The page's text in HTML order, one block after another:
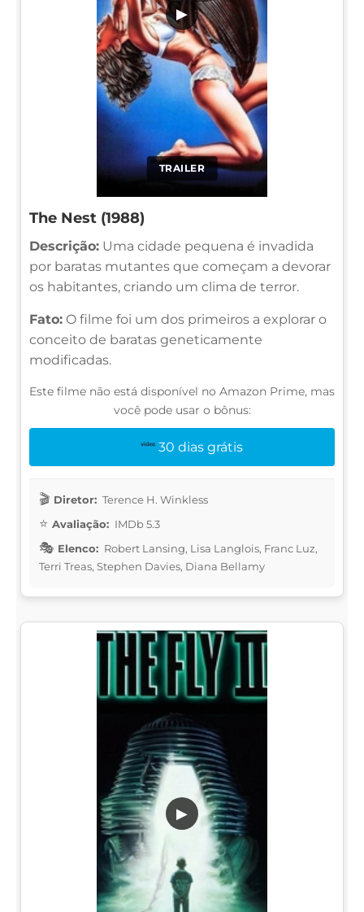
TRAILER
▶
The Nest (1988)
Descrição: Uma cidade pequena é invadida
por baratas mutantes que começam a devorar
os habitantes, criando um clima de terror.
Fato: O filme foi um dos primeiros a explorar o
conceito de baratas geneticamente
modificadas.
Este filme não está disponível no Amazon Prime, mas
você pode usar o bônus:
30 dias grátis
Diretor: Terence H. Winkless
Avaliação: IMDb 5.3
Elenco: Robert Lansing, Lisa Langlois, Franc Luz,
Terri Treas, Stephen Davies, Diana Bellamy
▶